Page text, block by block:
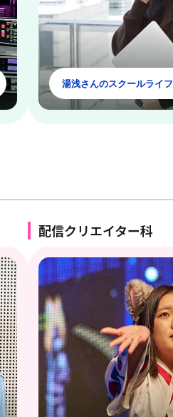
湯浅さんのスクールライフ
配信クリエイター科